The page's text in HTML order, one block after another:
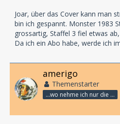
Joar, über das Cover kann man
bin ich gespannt. Monster 1983
grossartig, Staffel 3 fiel etwas
Da ich ein Abo habe, werde ich
amerigo
Themenstarter
...wo nehme ich nur die Zeit her, so vieles nicht zu hören?